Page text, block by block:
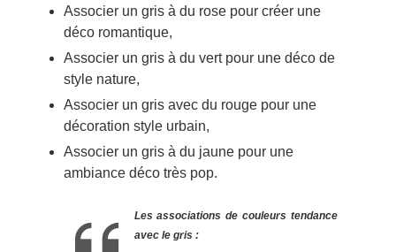
Associer un gris à du rose pour créer une
déco romantique,
Associer un gris à du vert pour une déco de
style nature,
Associer un gris avec du rouge pour une
décoration style urbain,
Associer un gris à du jaune pour une
ambiance déco très pop.
Les associations de couleurs tendance
avec le gris :